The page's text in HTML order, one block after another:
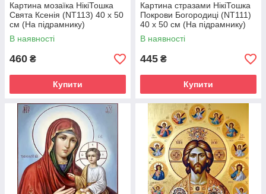
Картина мозаїка НікіТошка
Свята Ксенія (NT113) 40 х 50
см (На підрамнику)
В наявності
460 ₴
Купити
Картина стразами НікіТошка
Покрови Богородиці (NT111)
40 х 50 см (На підрамнику)
В наявності
445 ₴
Купити